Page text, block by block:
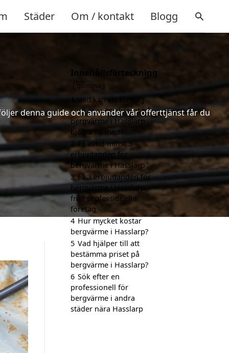
Städer Om / kontakt Blogg
denna guide och använder vår offerttjänst får du
Innehållsförteckning
gömma
1 Vad kan ett företag
som är specialiserat på
bergvärme i Hasslarp
hjälpa till med?
2 Få alltid minst 3
erbjudanden för
bergvärme i Hasslarp
3 Få 3 erbjudanden för
bergvärme i Hasslarp
från professionella
företag
4 Hur mycket kostar
bergvärme i Hasslarp?
5 Vad hjälper till att
bestämma priset på
bergvärme i Hasslarp?
6 Sök efter en
professionell för
bergvärme i andra
städer nära Hasslarp